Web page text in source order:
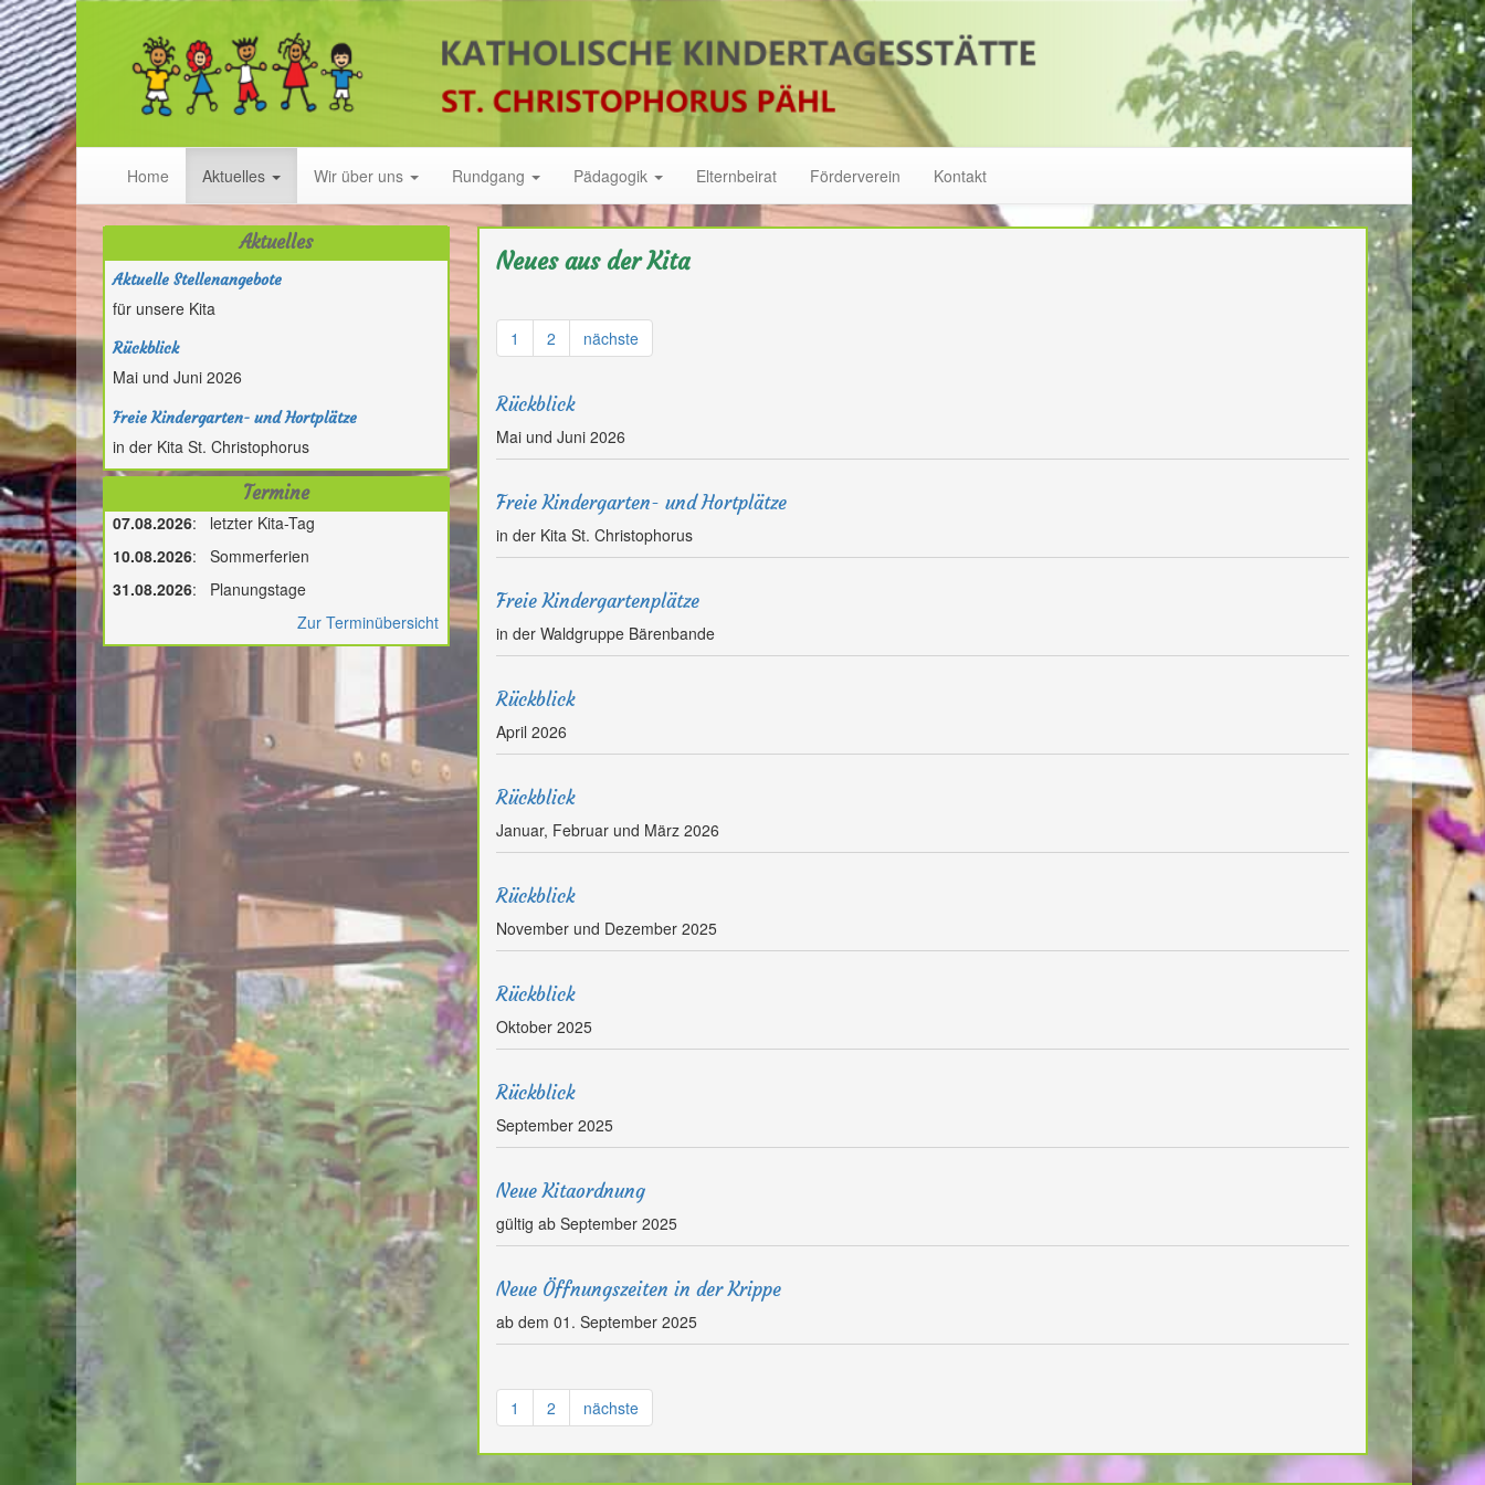
Home Aktuelles Wir über uns Rundgang Pädagogik Elternbeirat Förderverein Kontakt
Aktuelles
Aktuelle Stellenangebote
für unsere Kita
Rückblick
Mai und Juni 2026
Freie Kindergarten- und Hortplätze
in der Kita St. Christophorus
Termine
07.08.2026: letzter Kita-Tag
10.08.2026: Sommerferien
31.08.2026: Planungstage
Zur Terminübersicht
Neues aus der Kita
1 2 nächste
Rückblick
Mai und Juni 2026
Freie Kindergarten- und Hortplätze
in der Kita St. Christophorus
Freie Kindergartenplätze
in der Waldgruppe Bärenbande
Rückblick
April 2026
Rückblick
Januar, Februar und März 2026
Rückblick
November und Dezember 2025
Rückblick
Oktober 2025
Rückblick
September 2025
Neue Kitaordnung
gültig ab September 2025
Neue Öffnungszeiten in der Krippe
ab dem 01. September 2025
1 2 nächste